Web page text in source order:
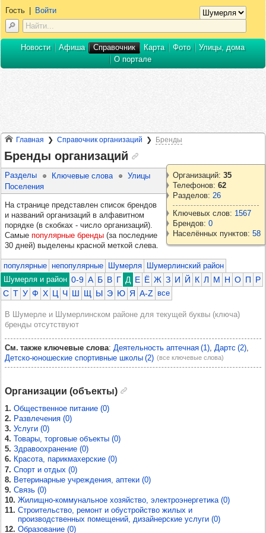
Главная Справочник организаций Бренды
Бренды организаций
Организаций: 35
Телефонов: 62
Разделов: 26
Ключевых слов: 1567
Брендов: 0
Населённых пунктов: 58
Разделы Ключевые слова
Улицы
Поселения
На странице представлен список брендов
и названий организаций в алфавитном
порядке (в скобках - число организаций).
Самые популярные бренды (за последние
30 дней) выделены красной меткой слева.
популярные непопулярные Шумерля Шумерлинский район
Шумерля и район 0-9 А Б В Г Д Е Ё Ж З И Й К Л М Н О П Р
С Т У Ф Х Ц Ч Ш Щ Ы Э Ю Я A-Z все
В Шумерле и Шумерлинском районе для текущей буквы (ключа)
бренды отсутствуют
См. также ключевые слова: Деятельность аптечная (1) Дартс (2)
Детско-юношеские спортивные школы (2) (все ключевые слова)
Организации (объекты)
1. Общественное питание (0)
2. Развлечения (0)
3. Услуги (0)
4. Товары, торговые объекты (0)
5. Здравоохранение (0)
6. Красота, парикмахерские (0)
7. Спорт и отдых (0)
8. Ветеринарные учреждения, аптеки (0)
9. Связь (0)
10. Жилищно-коммунальное хозяйство, электроэнергетика (0)
11. Строительство, ремонт и обустройство жилых и
производственных помещений, дизайнерские услуги (0)
12. Образование (0)
Гость| Войти
Новости Афиша Справочник Карта Фото
Улицы, дома
О портале